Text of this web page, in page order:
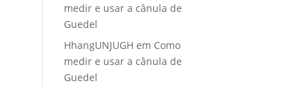
medir e usar a cânula de
Guedel
HhangUNJUGH em Como
medir e usar a cânula de
Guedel